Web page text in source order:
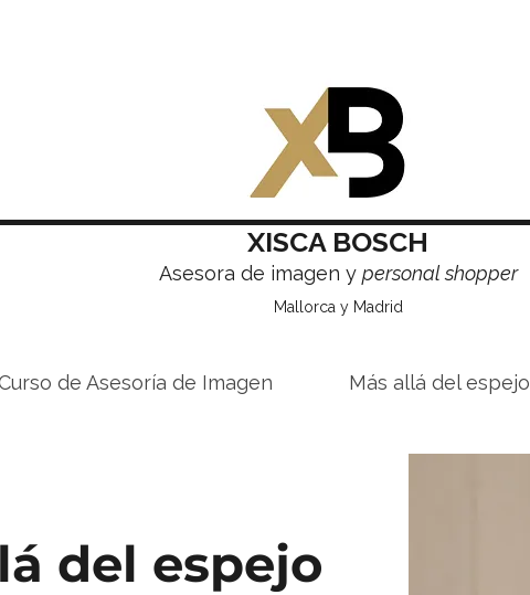
de Asesoría de Imagen Más allá del espejo
XISCA BOSCH
Asesora de imagen y personal shopper
Mallorca y Madrid
del espejo